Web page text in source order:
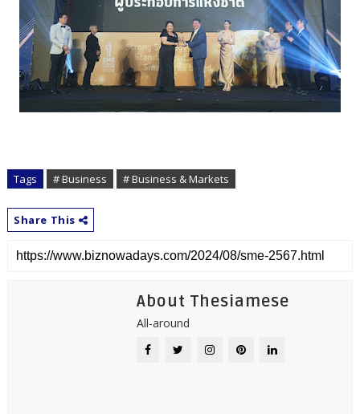
Tags # Business # Business & Markets
Share This
About Thesiamese
All-around